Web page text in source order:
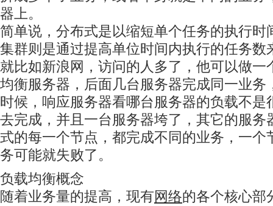
器上。
简单说，分布式是以缩短单个任务的执行时
集群则是通过提高单位时间内执行的任务数
就比如新浪网，访问的人多了，他可以做一
均衡服务器，后面几台服务器完成同一业务
时候，响应服务器看哪台服务器的负载不是
去完成，并且一台服务器垮了，其它的服务
式的每一个节点，都完成不同的业务，一个
务可能就失败了。
负载均衡概念
随着业务量的提高，现有网络的各个核心部